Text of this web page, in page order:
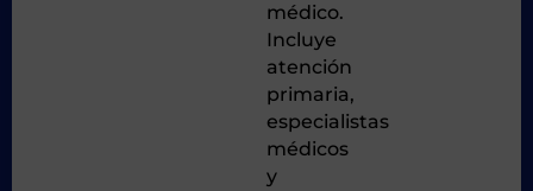
médico.
Incluye
atención
primaria,
especialistas
médicos
y